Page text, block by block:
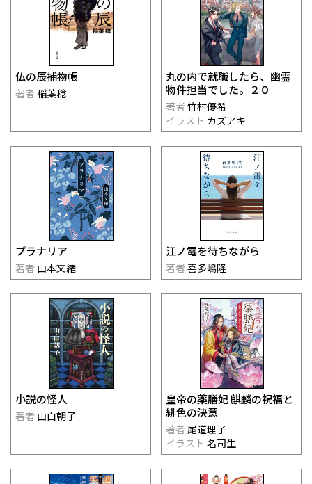
仏の辰捕物帳
著者 稲葉稔
丸の内で就職したら、幽霊
物件担当でした。２０
著者 竹村優希
イラスト カズアキ
プラナリア
著者 山本文緒
江ノ電を待ちながら
著者 喜多嶋隆
小説の怪人
著者 山白朝子
皇帝の薬膳妃 麒麟の祝福と
緋色の決意
著者 尾道理子
イラスト 名司生